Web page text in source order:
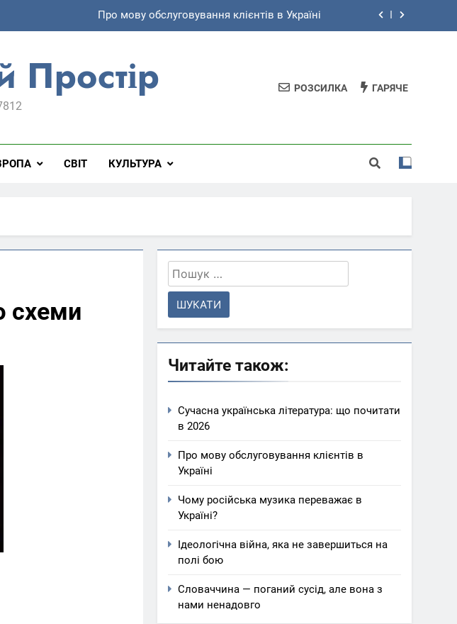
Чому російська музика переважає в Україні?
Сучасна українська література: що почитати в 2026
Ідеологічна війна, яка не завершиться на полі бою
Простір РОЗСИЛКА ГАРЯЧЕ
СВІТ КУЛЬТУРА
схеми
Пошук:
Читайте також:
Сучасна українська література: що почитати
в 2026
Про мову обслуговування клієнтів в
Україні
Чому російська музика переважає в
Україні?
Ідеологічна війна, яка не завершиться на
полі бою
Словаччина — поганий сусід, але вона з
нами ненадовго